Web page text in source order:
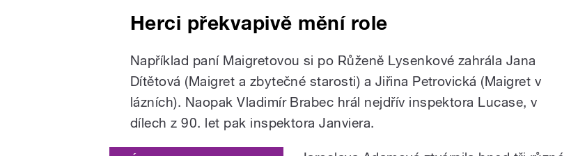
Herci překvapivě mění role
Například paní Maigretovou si po Růženě Lysenkové zahrála Jana
Dítětová (Maigret a zbytečné starosti) a Jiřina Petrovická (Maigret v
lázních). Naopak Vladimír Brabec hrál nejdřív inspektora Lucase, v
dílech z 90. let pak inspektora Janviera.